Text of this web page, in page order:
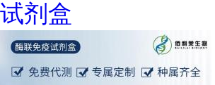
试剂盒